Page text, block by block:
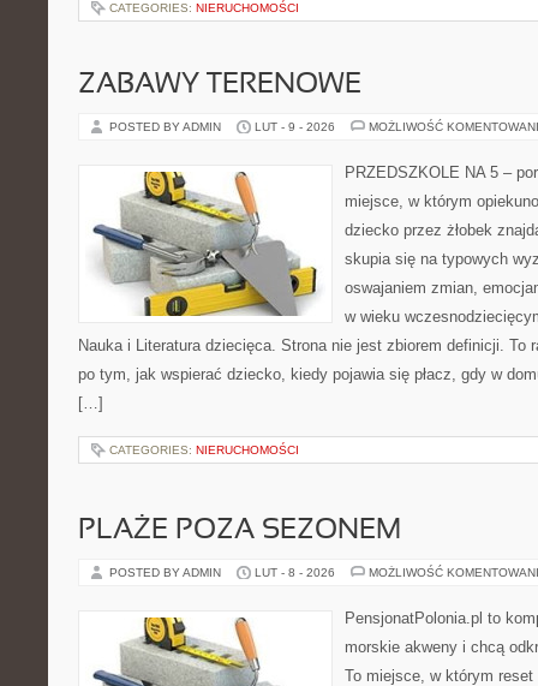
CATEGORIES: NIERUCHOMOŚCI
ZABAWY TERENOWE
POSTED BY ADMIN LUT - 9 - 2026 MOŻLIWOŚĆ
PRZEDSZKOLE NA 5 –
miejsce, w którym
dziecko przez żłobek
skupia się na typowych
oswajaniem zmian,
w wieku
Nauka i Literatura dziecięca. Strona nie jest zbiorem definicji. To
po tym, jak wspierać dziecko, kiedy pojawia się płacz, gdy w
[…]
CATEGORIES: NIERUCHOMOŚCI
PLAŻE POZA SEZONEM
POSTED BY ADMIN LUT - 8 - 2026 MOŻLIWOŚĆ
PensjonatPolonia.pl to
morskie akweny i chcą
To miejsce, w którym